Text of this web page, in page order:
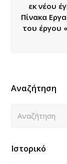
εκ νέου
Πίνακα
του έργου
Αναζήτηση
Ιστορικό